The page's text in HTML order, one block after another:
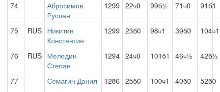
74
Абросимов
Руслан
1299 22ч0 99б½ 71ч0 91б1
75 RUS Никитин
Константин
1299 23б0 98ч1 39б0 104ч1
76 RUS Меледин
Степан
1294 24ч0 101б1 46ч½ 42б½
77 Семагин Данил 1286 25б0 100ч1 40б0 52б0